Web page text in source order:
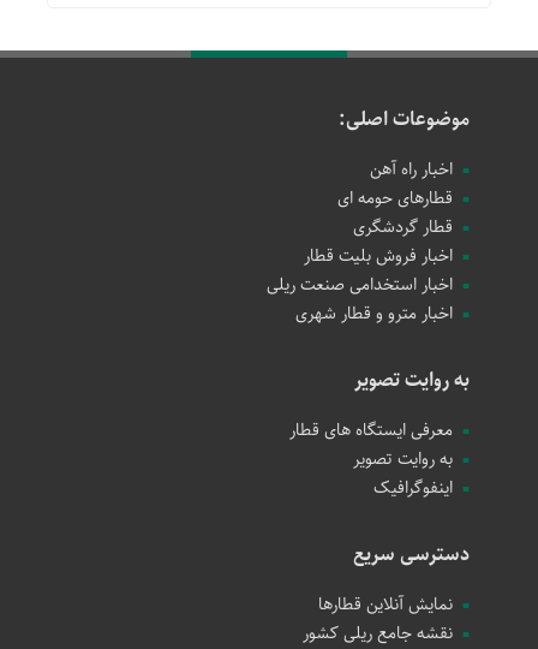
موضوعات اصلی:
اخبار راه آهن
قطارهای حومه ای
قطار گردشگری
اخبار فروش بلیت قطار
اخبار استخدامی صنعت ریلی
اخبار مترو و قطار شهری
به روایت تصویر
معرفی ایستگاه های قطار
به روایت تصویر
اینفوگرافیک
دسترسی سریع
نمایش آنلاین قطارها
نقشه جامع ریلی کشور